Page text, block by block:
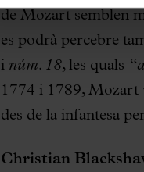
de Mozart semblen
es podrà percebre
i núm. 18, les quals
1774 i 1789, Mozart
des de la infantesa
Christian